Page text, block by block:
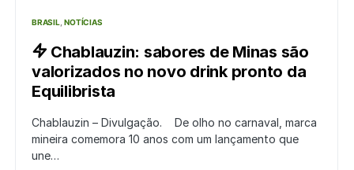
BRASIL NOTÍCIAS
Chablauzin: sabores de Minas são
valorizados no novo drink pronto da
Equilibrista
Chablauzin – Divulgação. De olho no carnaval, marca
mineira comemora 10 anos com um lançamento que
une…